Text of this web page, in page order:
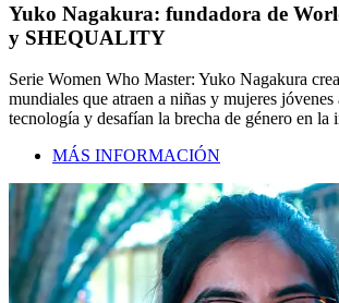
Yuko Nagakura: fundadora de
y SHEQUALITY
Serie Women Who Master: Yuko Nagakura
mundiales que atraen a niñas y mujeres
tecnología y desafían la brecha de género en la
MÁS INFORMACIÓN